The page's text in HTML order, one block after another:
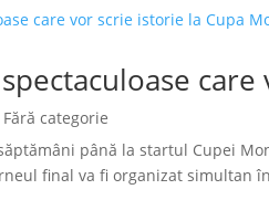
Fără categorie
până la startul Cupei
final va fi organizat simultan